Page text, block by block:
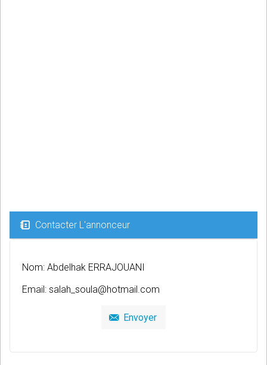
Contacter L'annonceur
Nom: Abdelhak ERRAJOUANI
Email: salah_soula@hotmail.com
Envoyer